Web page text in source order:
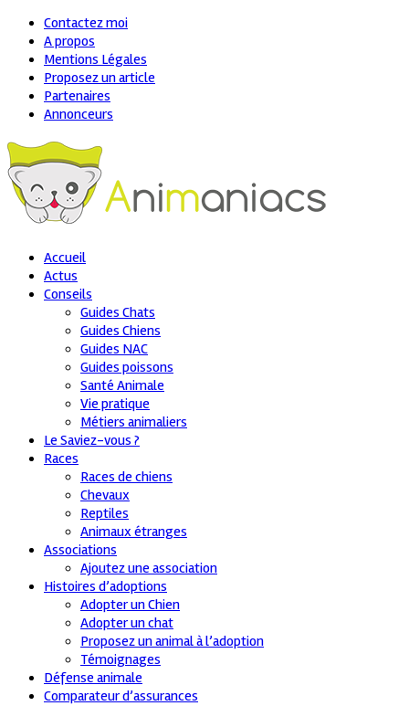
Contactez moi
A propos
Mentions Légales
Proposez un article
Partenaires
Annonceurs
Accueil
Actus
Conseils
Guides Chats
Guides Chiens
Guides NAC
Guides poissons
Santé Animale
Vie pratique
Métiers animaliers
Le Saviez-vous ?
Races
Races de chiens
Chevaux
Reptiles
Animaux étranges
Associations
Ajoutez une association
Histoires d’adoptions
Adopter un Chien
Adopter un chat
Proposez un animal à l’adoption
Témoignages
Défense animale
Comparateur d’assurances